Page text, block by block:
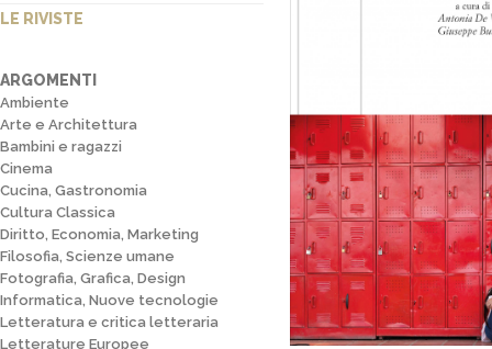
LE RIVISTE
ARGOMENTI
Ambiente
Arte e Architettura
Bambini e ragazzi
Cinema
Cucina, Gastronomia
Cultura Classica
Diritto, Economia, Marketing
Filosofia, Scienze umane
Fotografia, Grafica, Design
Informatica, Nuove tecnologie
Letteratura e critica letteraria
Letterature Europee